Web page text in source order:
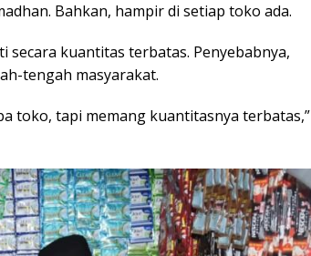
Bahkan, hampir di setiap toko ada.
secara kuantitas terbatas. Penyebabnya,
tengah masyarakat.
toko, tapi memang kuantitasnya terbatas,”